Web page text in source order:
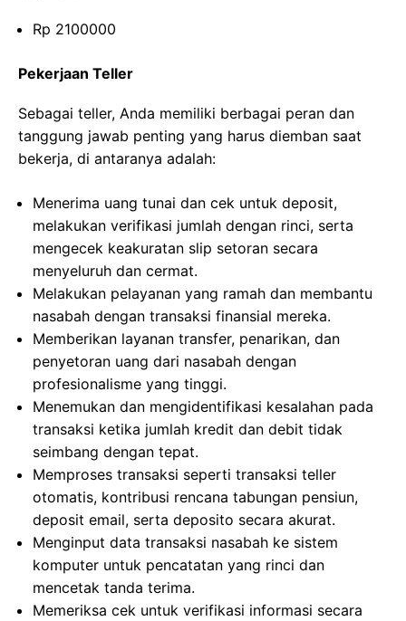
Rp 2100000
Pekerjaan Teller
Sebagai teller, Anda memiliki berbagai peran dan
tanggung jawab penting yang harus diemban saat
bekerja, di antaranya adalah:
Menerima uang tunai dan cek untuk deposit,
melakukan verifikasi jumlah dengan rinci, serta
mengecek keakuratan slip setoran secara
menyeluruh dan cermat.
Melakukan pelayanan yang ramah dan membantu
nasabah dengan transaksi finansial mereka.
Memberikan layanan transfer, penarikan, dan
penyetoran uang dari nasabah dengan
profesionalisme yang tinggi.
Menemukan dan mengidentifikasi kesalahan pada
transaksi ketika jumlah kredit dan debit tidak
seimbang dengan tepat.
Memproses transaksi seperti transaksi teller
otomatis, kontribusi rencana tabungan pensiun,
deposit email, serta deposito secara akurat.
Menginput data transaksi nasabah ke sistem
komputer untuk pencatatan yang rinci dan
mencetak tanda terima.
Memeriksa cek untuk verifikasi informasi secara